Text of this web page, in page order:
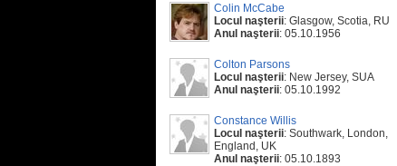
Colin McCabe
Locul naşterii: Glasgow, Scotia, RU
Anul naşterii: 05.10.1956
Colton Parsons
Locul naşterii: New Jersey, SUA
Anul naşterii: 05.10.1992
Constance Willis
Locul naşterii: Southwark, London,
England, UK
Anul naşterii: 05.10.1893